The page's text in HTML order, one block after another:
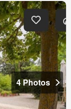
4 Photos